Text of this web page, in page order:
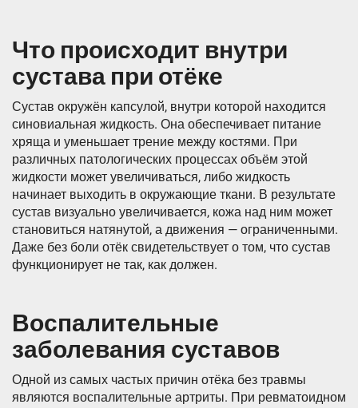
Что происходит внутри
сустава при отёке
Сустав окружён капсулой, внутри которой находится
синовиальная жидкость. Она обеспечивает питание
хряща и уменьшает трение между костями. При
различных патологических процессах объём этой
жидкости может увеличиваться, либо жидкость
начинает выходить в окружающие ткани. В результате
сустав визуально увеличивается, кожа над ним может
становиться натянутой, а движения — ограниченными.
Даже без боли отёк свидетельствует о том, что сустав
функционирует не так, как должен.
Воспалительные
заболевания суставов
Одной из самых частых причин отёка без травмы
являются воспалительные артриты. При ревматоидном